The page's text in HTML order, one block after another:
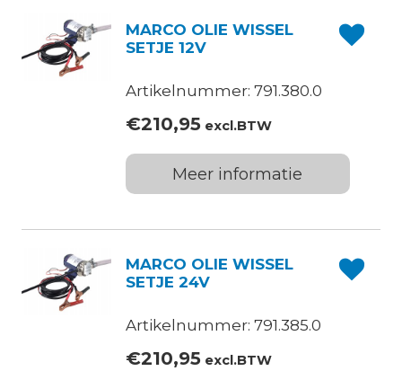
MARCO OLIE WISSEL
SETJE 12V
Artikelnummer: 791.380.0
€210,95excl.BTW
Meer informatie
MARCO OLIE WISSEL
SETJE 24V
Artikelnummer: 791.385.0
€210,95excl.BTW